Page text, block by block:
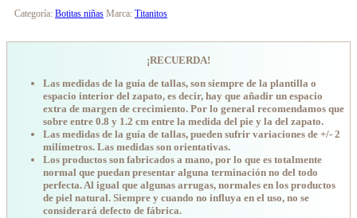
Categoría: Botitas niñas Marca: Titanitos
¡RECUERDA!
Las medidas de la guía de tallas, son siempre de la plantilla o
espacio interior del zapato, es decir, hay que añadir un espacio
extra de margen de crecimiento. Por lo general recomendamos que
sobre entre 0.8 y 1.2 cm entre la medida del pie y la del zapato.
Las medidas de la guía de tallas, pueden sufrir variaciones de +/- 2
milímetros. Las medidas son orientativas.
Los productos son fabricados a mano, por lo que es totalmente
normal que puedan presentar alguna terminación no del todo
perfecta. Al igual que algunas arrugas, normales en los productos
de piel natural. Siempre y cuando no influya en el uso, no se
considerará defecto de fábrica.